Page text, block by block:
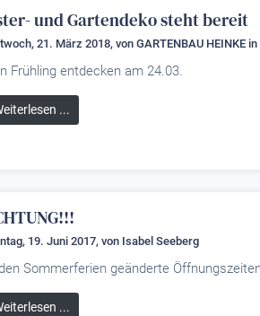
und Gartendeko steht bereit
21. März 2018, von GARTENBAU HEINKE in
Frühling entdecken am 24.03.
...
19. Juni 2017, von Isabel Seeberg
Sommerferien geänderte Öffnungszeiten
...